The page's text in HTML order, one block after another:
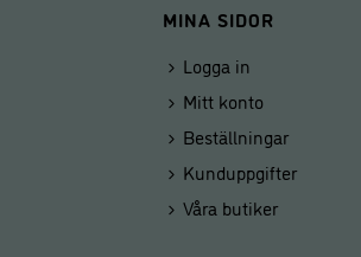
MINA SIDOR
Logga in
Mitt konto
Beställningar
Kunduppgifter
Våra butiker